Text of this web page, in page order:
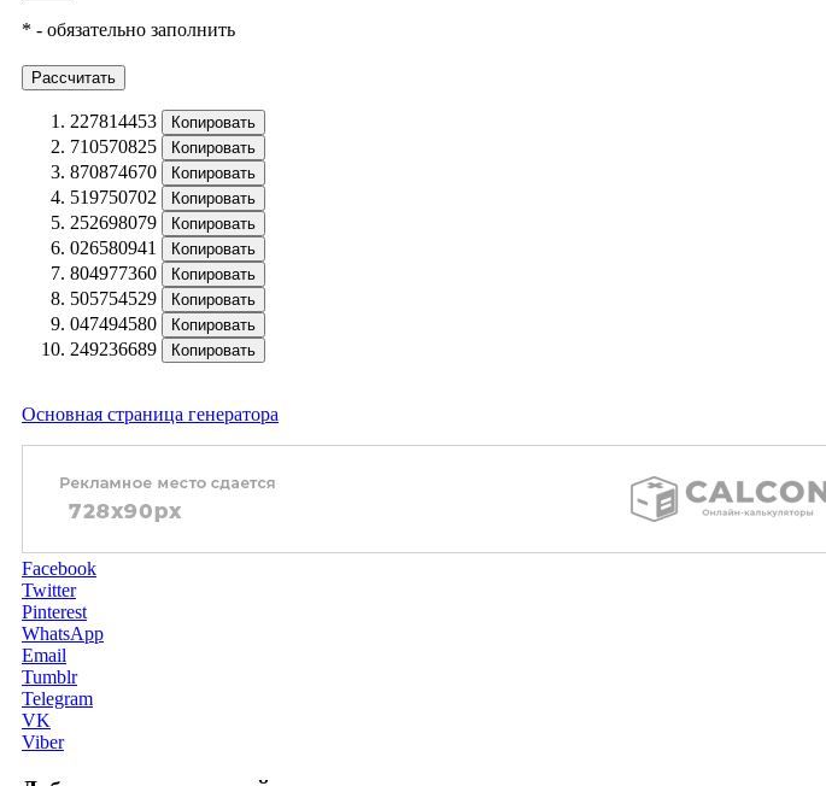
* - обязательно заполнить
Рассчитать
227814453 Копировать
710570825 Копировать
870874670 Копировать
519750702 Копировать
252698079 Копировать
026580941 Копировать
804977360 Копировать
505754529 Копировать
047494580 Копировать
249236689 Копировать
Основная страница генератора
Facebook
Twitter
Pinterest
WhatsApp
Email
Tumblr
Telegram
VK
Viber